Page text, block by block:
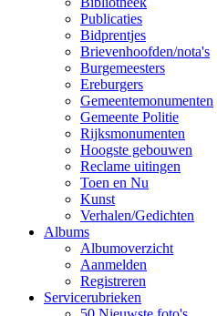
Publicaties
Bidprentjes
Brievenhoofden/nota's
Burgemeesters
Ereburgers
Gemeentemonumenten
Gemeente Politie
Rijksmonumenten
Hoogste gebouwen
Reclame uitingen
Toen en Nu
Kunst
Verhalen/Gedichten
Albums
Albumoverzicht
Aanmelden
Registreren
Servicerubrieken